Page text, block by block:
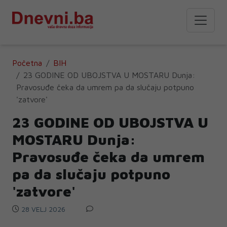
Početna
BIH
23 GODINE OD UBOJSTVA U MOSTARU Dunja:
Pravosuđe čeka da umrem pa da slučaju potpuno
'zatvore'
23 GODINE OD UBOJSTVA U
MOSTARU Dunja:
Pravosuđe čeka da umrem
pa da slučaju potpuno
'zatvore'
28 VELJ 2026